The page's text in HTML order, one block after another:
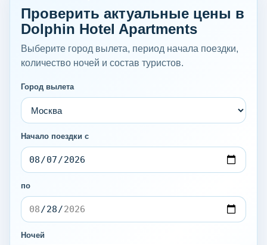
Проверить актуальные цены в
Dolphin Hotel Apartments
Выберите город вылета, период начала поездки,
количество ночей и состав туристов.
Город вылета
Начало поездки с
по
Ночей